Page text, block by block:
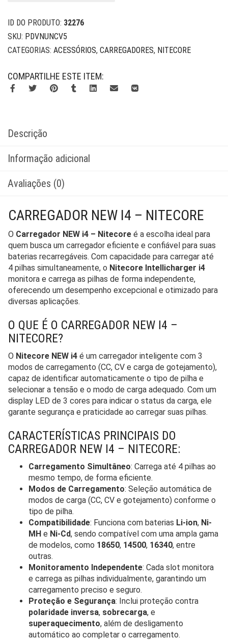
ID DO PRODUTO: 32276
SKU: PDVNUNCV5
CATEGORIAS: ACESSÓRIOS, CARREGADORES, NITECORE
COMPARTILHE ESTE ITEM:
Descrição
Informação adicional
Avaliações (0)
CARREGADOR NEW I4 – NITECORE
O Carregador NEW i4 – Nitecore é a escolha ideal para
quem busca um carregador eficiente e confiável para suas
baterias recarregáveis. Com capacidade para carregar até
4 pilhas simultaneamente, o Nitecore Intellicharger i4
monitora e carrega as pilhas de forma independente,
oferecendo um desempenho excepcional e otimizado para
diversas aplicações.
O QUE É O CARREGADOR NEW I4 –
NITECORE?
O Nitecore NEW i4 é um carregador inteligente com 3
modos de carregamento (CC, CV e carga de gotejamento),
capaz de identificar automaticamente o tipo de pilha e
selecionar a tensão e o modo de carga adequado. Com um
display LED de 3 cores para indicar o status da carga, ele
garante segurança e praticidade ao carregar suas pilhas.
CARACTERÍSTICAS PRINCIPAIS DO
CARREGADOR NEW I4 – NITECORE:
Carregamento Simultâneo: Carrega até 4 pilhas ao
mesmo tempo, de forma eficiente.
Modos de Carregamento: Seleção automática de
modos de carga (CC, CV e gotejamento) conforme o
tipo de pilha.
Compatibilidade: Funciona com baterias Li-ion, Ni-
MH e Ni-Cd, sendo compatível com uma ampla gama
de modelos, como 18650, 14500, 16340, entre
outras.
Monitoramento Independente: Cada slot monitora
e carrega as pilhas individualmente, garantindo um
carregamento preciso e seguro.
Proteção e Segurança: Inclui proteção contra
polaridade inversa, sobrecarga, e
superaquecimento, além de desligamento
automático ao completar o carregamento.